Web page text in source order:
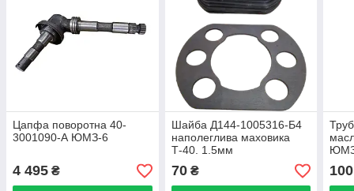
Цапфа поворотна 40-
3001090-А ЮМЗ-6
4 495 ₴
Шайба Д144-1005316-Б4
наполеглива маховика
Т-40. 1.5мм
70₴
ЮМЗ
100